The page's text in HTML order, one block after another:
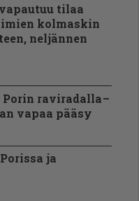
tilaa
kolmaskin
neljännen
raviradalla –
vapaa pääsy
ja